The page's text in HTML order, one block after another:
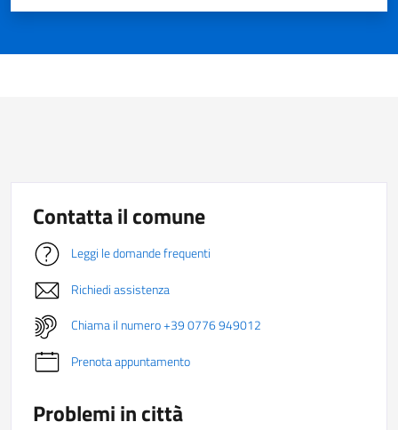
Contatta il comune
Leggi le domande frequenti
Richiedi assistenza
Chiama il numero +39 0776 949012
Prenota appuntamento
Problemi in città